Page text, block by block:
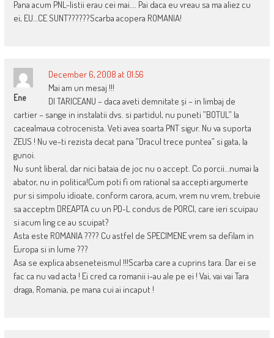
Pana acum PNL-listii erau cei mai…. Pai daca eu vreau sa ma aliez cu
ei, EU…CE SUNT??????Scarba acopera ROMANIA!
Ene
December 6, 2008 at 01:56
Mai am un mesaj !!!
Dl TARICEANU – daca aveti demnitate și – in limbaj de
cartier – sange in instalatii dvs. si partidul, nu puneti ”BOTUL” la
cacealmaua cotrocenista. Veti avea soarta PNT sigur. Nu va suporta
ZEUS ! Nu ve-ti rezista decat pana ”Dracul trece puntea” si gata, la
gunoi.
Nu sunt liberal, dar nici bataia de joc nu o accept. Co porcii…numai la
abator, nu in politica!Cum poti fi om rational sa accepti argumerte
pur si simpolu idioate, conform carora, acum, vrem nu vrem, trebuie
sa acceptm DREAPTA cu un PD-L condus de PORCI, care ieri scuipau
si acum ling ce au scuipat?
Asta este ROMANIA ???? Cu astfel de SPECIMENE vrem sa defilam in
Europa si in lume ???
Asa se explica abseneteismul !!!Scarba care a cuprins tara. Dar ei se
fac ca nu vad acta ! Ei cred ca romanii i-au ale pe ei ! Vai, vai vai Tara
draga, Romania, pe mana cui ai incaput !